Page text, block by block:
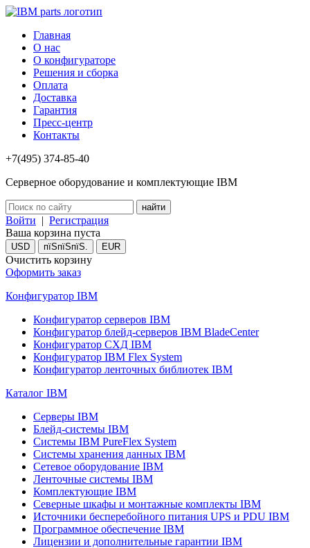
Главная
О нас
О конфигураторе
Решения и сборка
Оплата
Доставка
Гарантия
Пресс-центр
Контакты
+7(495) 374-85-40
Серверное оборудование и комплектующие IBM
Войти | Регистрация
Ваша корзина пуста
USD пїЅпїЅпїЅ. EUR
Очистить корзину
Оформить заказ
Конфигуратор IBM
Конфигуратор серверов IBM
Конфигуратор блейд-серверов IBM BladeCenter
Конфигуратор СХД IBM
Конфигуратор IBM Flex System
Конфигуратор ленточных библиотек IBM
Каталог IBM
Серверы IBM
Блейд-системы IBM
Системы IBM PureFlex System
Системы хранения данных IBM
Сетевое оборудование IBM
Ленточные системы IBM
Комплектующие IBM
Северные шкафы и монтажные комплекты IBM
Источники бесперебойного питания UPS и PDU IBM
Программное обеспечение IBM
Лицензии и дополнительные гарантии IBM